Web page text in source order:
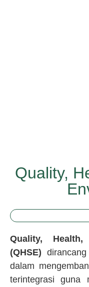
Quality,
Quality,
(QHSE)
dalam
terintegrasi guna